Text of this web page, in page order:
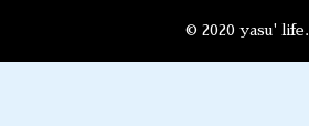
© 2020 yasu' life.